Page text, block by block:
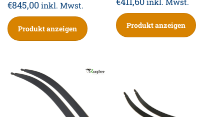
€845,00inkl. Mwst.
Produkt anzeigen Produkt anzeigen